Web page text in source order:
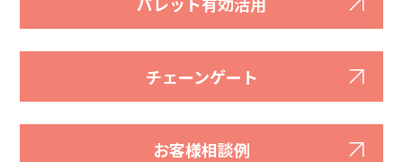
チェーンゲート
お客様相談例